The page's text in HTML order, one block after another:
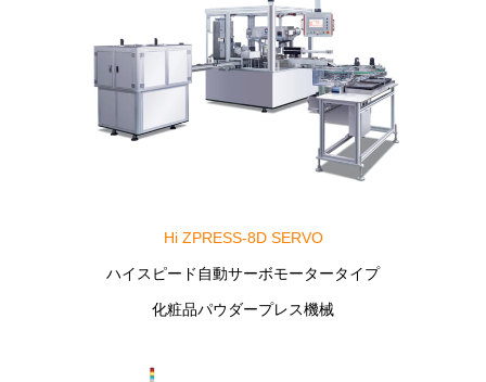
Hi ZPRESS-8D SERVO
ハイスピード自動サーボモータータイプ
化粧品パウダープレス機械